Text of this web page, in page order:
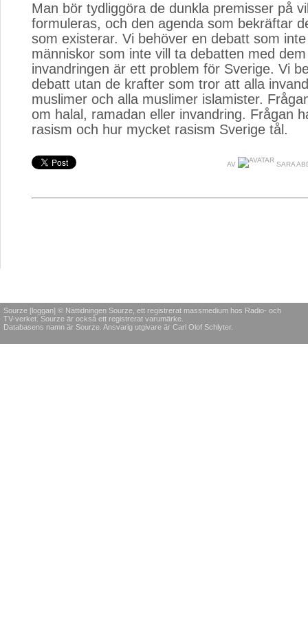
Man bör tydliggöra de dunkla premisser på
formuleras, och den agenda som bekräftar
som existerar. Vi behöver en debatt som
människor som inte vill ta debatten med
invandringen är ett problem för Sverige. Vi
debatt utan de krafter som tror att alla
muslimer och alla muslimer islamister.
om halal, ramadan eller invandring. Frågan
rasism och hur mycket rasism Sverige tål.
AV SARA
Sourze [loggan] © Nättidningen Sourze, ett registrerat massmedium hos Radio- och
TV-verket. Sourze är också ett registrerat varumärke.
Databasens namn är Sourze. Ansvarig utgivare är Carl Olof Schlyter.